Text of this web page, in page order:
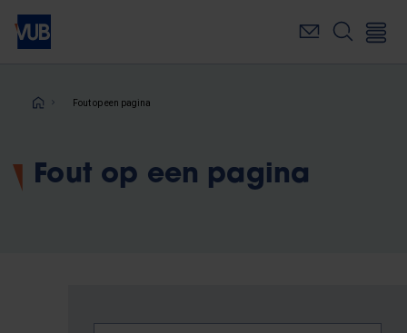
Overslaan
naar
inhoudKruimelpad
Fout op een pagina
Fout op een pagina